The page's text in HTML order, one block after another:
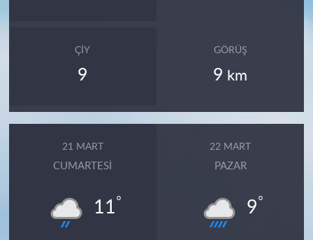
ÇIY
9
GÖRÜŞ
9 km
21 MART
CUMARTESI
11°
22 MART
PAZAR
9°